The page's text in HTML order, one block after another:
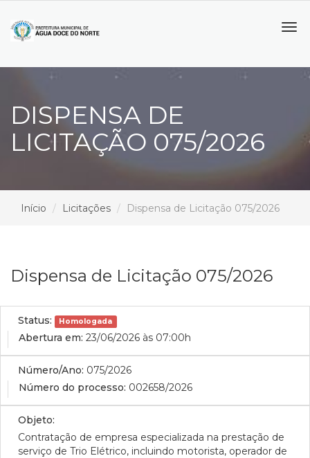
DISPENSA DE
LICITAÇÃO 075/2026
Início Licitações Dispensa de Licitação 075/2026
Dispensa de Licitação 075/2026
Status: Homologada
Abertura em: 23/06/2026 às 07:00h
Número/Ano: 075/2026
Número do processo: 002658/2026
Objeto:
Contratação de empresa especializada na prestação de
serviço de Trio Elétrico, incluindo motorista, operador de